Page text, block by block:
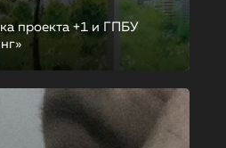
проекта +1 и ГПБУ